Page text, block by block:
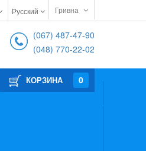
Гривна
Русский
(067) 487-47-90
(048) 770-22-02
КОРЗИНА 0